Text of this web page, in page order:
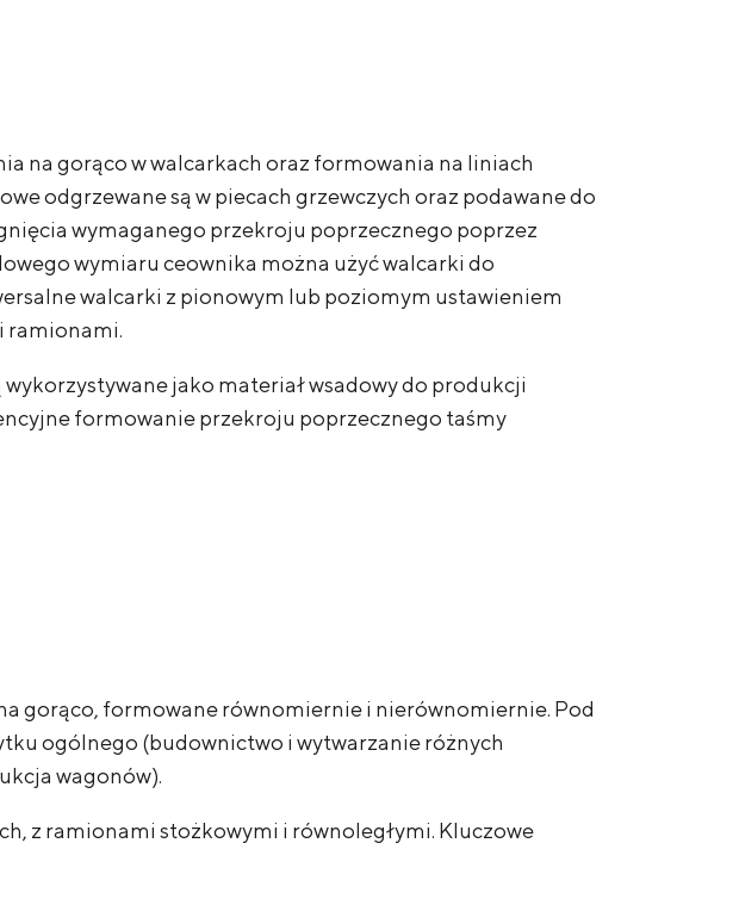
na gorąco w walcarkach oraz formowania na liniach
odgrzewane są w piecach grzewczych oraz podawane do
wymaganego przekroju poprzecznego poprzez
wymiaru ceownika można użyć walcarki do
walcarki z pionowym lub poziomym ustawieniem
ramionami.
jako materiał wsadowy do produkcji
formowanie przekroju poprzecznego taśmy
gorąco, formowane równomiernie i nierównomiernie. Pod
ogólnego (budownictwo i wytwarzanie różnych
wagonów).
z ramionami stożkowymi i równoległymi. Kluczowe